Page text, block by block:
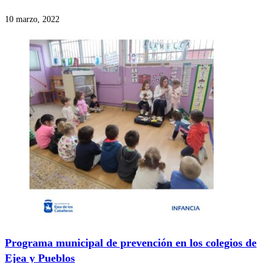
10 marzo, 2022
Programa municipal de prevención en los colegios de
Ejea y Pueblos